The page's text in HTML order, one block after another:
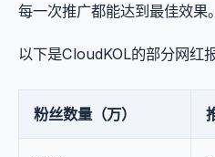
每一次推广都能达到最佳效果。
以下是CloudKOL的部分网红
粉丝数量（万）